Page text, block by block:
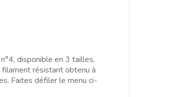
disponible en 3 tailles,
résistant obtenu à
Faites défiler le menu ci-